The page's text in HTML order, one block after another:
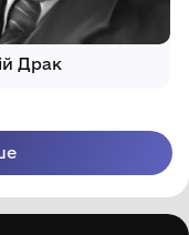
Драк